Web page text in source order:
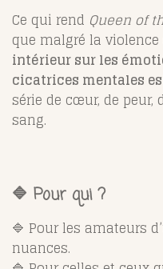
Ce qui rend Queen of
que malgré la
intérieur sur les
cicatrices mentales
série de cœur, de
sang.
🔷 Pour qui ?
🔷 Pour les amateurs
nuances.